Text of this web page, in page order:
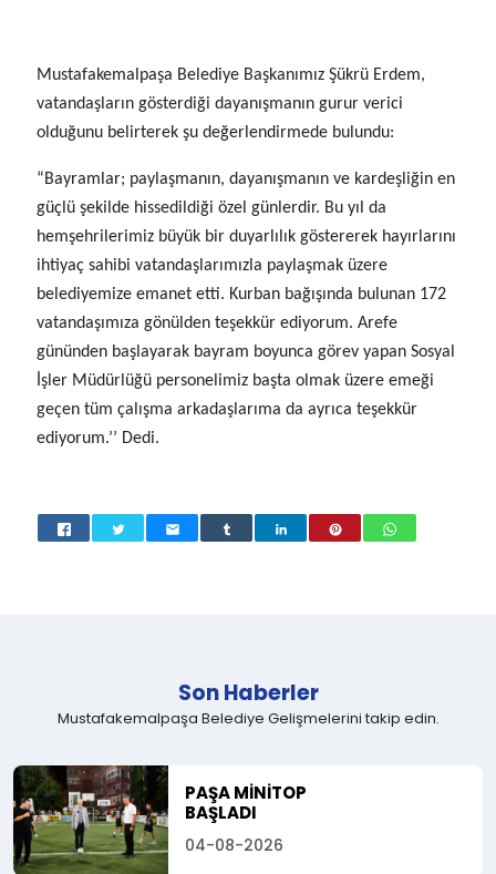
Mustafakemalpaşa Belediye Başkanımız Şükrü Erdem,
vatandaşların gösterdiği dayanışmanın gurur verici
olduğunu belirterek şu değerlendirmede bulundu:
“Bayramlar; paylaşmanın, dayanışmanın ve kardeşliğin en
güçlü şekilde hissedildiği özel günlerdir. Bu yıl da
hemşehrilerimiz büyük bir duyarlılık göstererek hayırlarını
ihtiyaç sahibi vatandaşlarımızla paylaşmak üzere
belediyemize emanet etti. Kurban bağışında bulunan 172
vatandaşımıza gönülden teşekkür ediyorum. Arefe
gününden başlayarak bayram boyunca görev yapan Sosyal
İşler Müdürlüğü personelimiz başta olmak üzere emeği
geçen tüm çalışma arkadaşlarıma da ayrıca teşekkür
ediyorum.’’ Dedi.
Son Haberler
Mustafakemalpaşa Belediye Gelişmelerini takip edin.
PAŞA MİNİTOP
BAŞLADI
04-08-2026